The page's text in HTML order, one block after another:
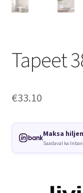
Tapeet
€33.10
Maksa
Saadaval ka